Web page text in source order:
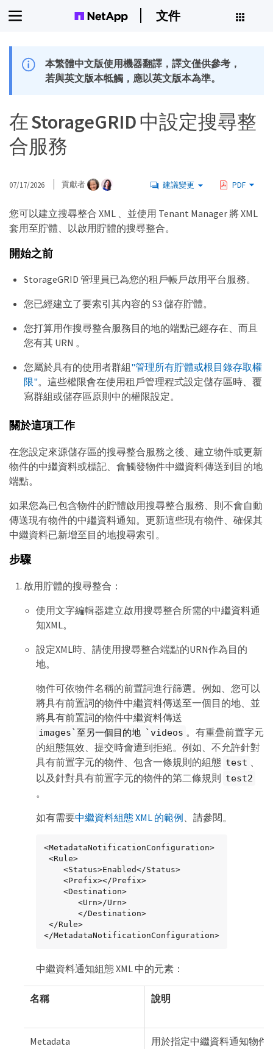
文件
本繁體中文版使用機器翻譯，譯文僅供參考，
若與英文版本牴觸，應以英文版本為準。
在 StorageGRID 中設定搜尋整
合服務
07/17/2026 貢獻者 建議變更 PDF
您可以建立搜尋整合 XML 、並使用 Tenant Manager 將 XML
套用至貯體、以啟用貯體的搜尋整合。
開始之前
StorageGRID 管理員已為您的租戶帳戶啟用平台服務。
您已經建立了要索引其內容的 S3 儲存貯體。
您打算用作搜尋整合服務目的地的端點已經存在、而且
您有其 URN 。
您屬於具有的使用者群組"管理所有貯體或根目錄存取權
限"。這些權限會在使用租戶管理程式設定儲存區時、覆
寫群組或儲存區原則中的權限設定。
關於這項工作
在您設定來源儲存區的搜尋整合服務之後、建立物件或更新
物件的中繼資料或標記、會觸發物件中繼資料傳送到目的地
端點。
如果您為已包含物件的貯體啟用搜尋整合服務、則不會自動
傳送現有物件的中繼資料通知。更新這些現有物件、確保其
中繼資料已新增至目的地搜尋索引。
步驟
啟用貯體的搜尋整合：
使用文字編輯器建立啟用搜尋整合所需的中繼資料通
知XML。
設定XML時、請使用搜尋整合端點的URN作為目的
地。
物件可依物件名稱的前置詞進行篩選。例如、您可以
將具有前置詞的物件中繼資料傳送至一個目的地、並
將具有前置詞的物件中繼資料傳送
images`至另一個目的地 `videos 。有重疊前置字元
的組態無效、提交時會遭到拒絕。例如、不允許針對
具有前置字元的物件、包含一條規則的組態 test 、
以及針對具有前置字元的物件的第二條規則 test2
。
如有需要中繼資料組態 XML 的範例、請參閱。
<MetadataNotificationConfiguration>
</MetadataNotificationConfiguration>
中繼資料通知組態 XML 中的元素：
名稱 說明
Metadata
用於指定中繼資料通知物件